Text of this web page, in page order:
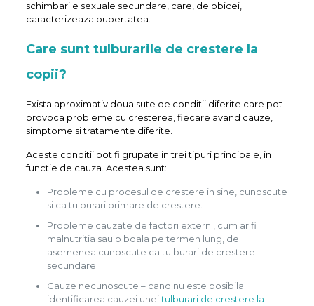
schimbarile sexuale secundare, care, de obicei,
caracterizeaza pubertatea.
Care sunt tulburarile de crestere la
copii?
Exista aproximativ doua sute de conditii diferite care pot
provoca probleme cu cresterea, fiecare avand cauze,
simptome si tratamente diferite.
Aceste conditii pot fi grupate in trei tipuri principale, in
functie de cauza. Acestea sunt:
Probleme cu procesul de crestere in sine, cunoscute
si ca tulburari primare de crestere.
Probleme cauzate de factori externi, cum ar fi
malnutritia sau o boala pe termen lung, de
asemenea cunoscute ca tulburari de crestere
secundare.
Cauze necunoscute – cand nu este posibila
identificarea cauzei uneitulburari de crestere la